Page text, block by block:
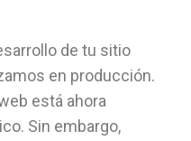
de tu sitio
en producción.
está ahora
Sin embargo,